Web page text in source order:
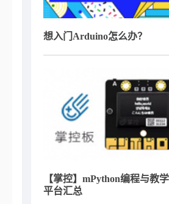
想入门Arduino怎么办？
【掌控】mPython编程与教
平台汇总